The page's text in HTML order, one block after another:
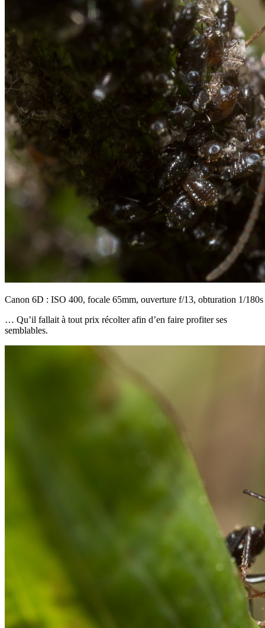
Canon 6D : ISO 400, focale 65mm, ouverture f/13, obturation 1/180s
… Qu’il fallait à tout prix récolter afin d’en faire profiter ses
semblables.